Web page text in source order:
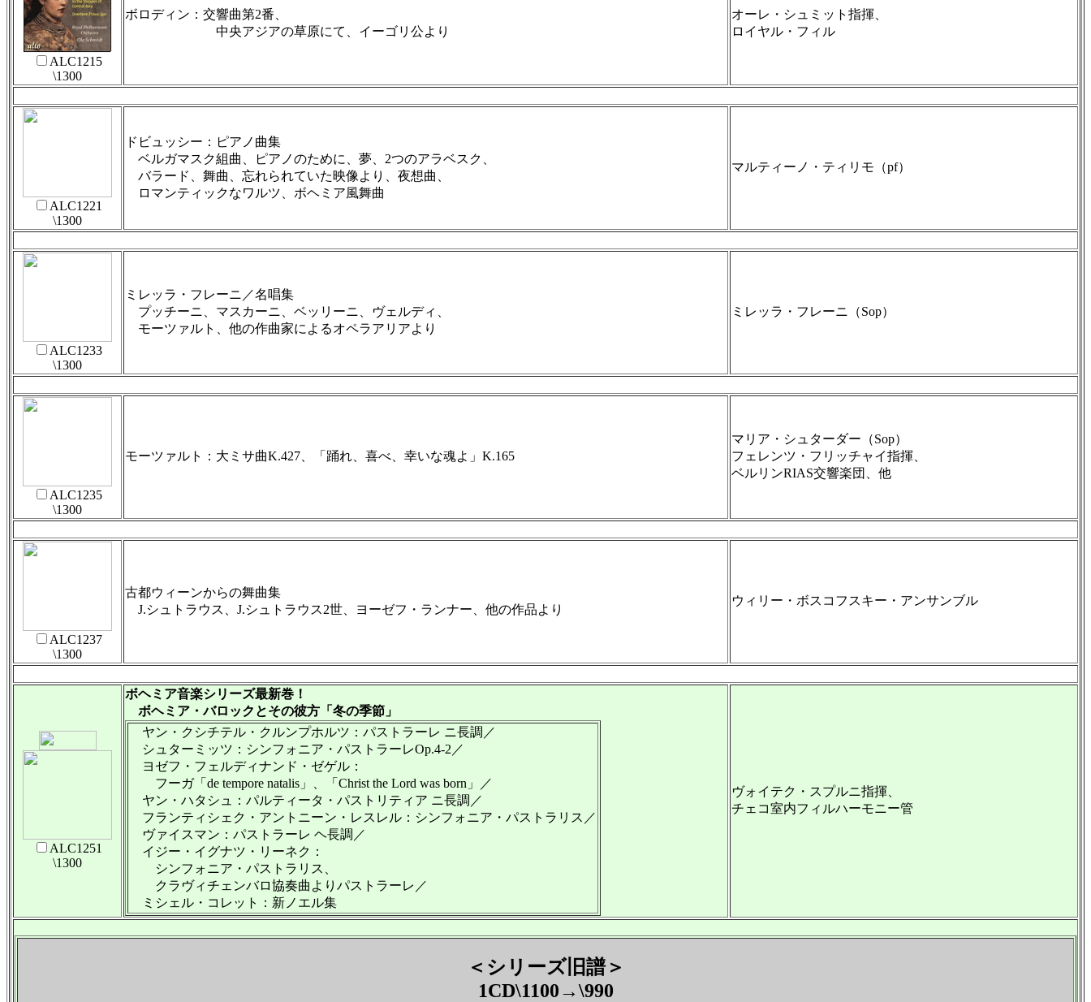
ALC1215
\1300
ボロディン：交響曲第2番、
中央アジアの草原にて、イーゴリ公より
オーレ・シュミット指揮、
ロイヤル・フィル
ALC1221
\1300
ドビュッシー：ピアノ曲集
ベルガマスク組曲、ピアノのために、夢、2つのアラベスク、
バラード、舞曲、忘れられていた映像より、夜想曲、
ロマンティックなワルツ、ボヘミア風舞曲
マルティーノ・ティリモ（pf）
ALC1233
\1300
ミレッラ・フレーニ／名唱集
プッチーニ、マスカーニ、ベッリーニ、ヴェルディ、
モーツァルト、他の作曲家によるオペラアリアより
ミレッラ・フレーニ（Sop）
ALC1235
\1300
モーツァルト：大ミサ曲K.427、「踊れ、喜べ、幸いな魂よ」K.165
マリア・シュターダー（Sop）
フェレンツ・フリッチャイ指揮、
ベルリンRIAS交響楽団、他
ALC1237
\1300
古都ウィーンからの舞曲集
J.シュトラウス、J.シュトラウス2世、ヨーゼフ・ランナー、他の作品より
ウィリー・ボスコフスキー・アンサンブル
ALC1251
\1300
ボヘミア音楽シリーズ最新巻！
ボヘミア・バロックとその彼方「冬の季節」
ヤン・クシチテル・クルンプホルツ：パストラーレ ニ長調／
シュターミッツ：シンフォニア・パストラーレOp.4-2／
ヨゼフ・フェルディナンド・ゼゲル：
フーガ「de tempore natalis」、「Christ the Lord was born」／
ヤン・ハタシュ：パルティータ・パストリティア ニ長調／
フランティシェク・アントニーン・レスレル：シンフォニア・パストラリス／
ヴァイスマン：パストラーレ ヘ長調／
イジー・イグナツ・リーネク：
シンフォニア・パストラリス、
クラヴィチェンバロ協奏曲よりパストラーレ／
ミシェル・コレット：新ノエル集
ヴォイテク・スプルニ指揮、
チェコ室内フィルハーモニー管
＜シリーズ旧譜＞
1CD\1100→\990